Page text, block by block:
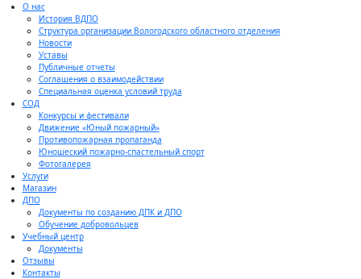
О нас
История ВДПО
Структура организации Вологодского областного отделения
Новости
Уставы
Публичные отчеты
Соглашения о взаимодействии
Специальная оценка условий труда
СОД
Конкурсы и фестивали
Движение «Юный пожарный»
Противопожарная пропаганда
Юношеский пожарно-спастельный спорт
Фотогалерея
Услуги
Магазин
ДПО
Документы по созданию ДПК и ДПО
Обучение добровольцев
Учебный центр
Документы
Отзывы
Контакты